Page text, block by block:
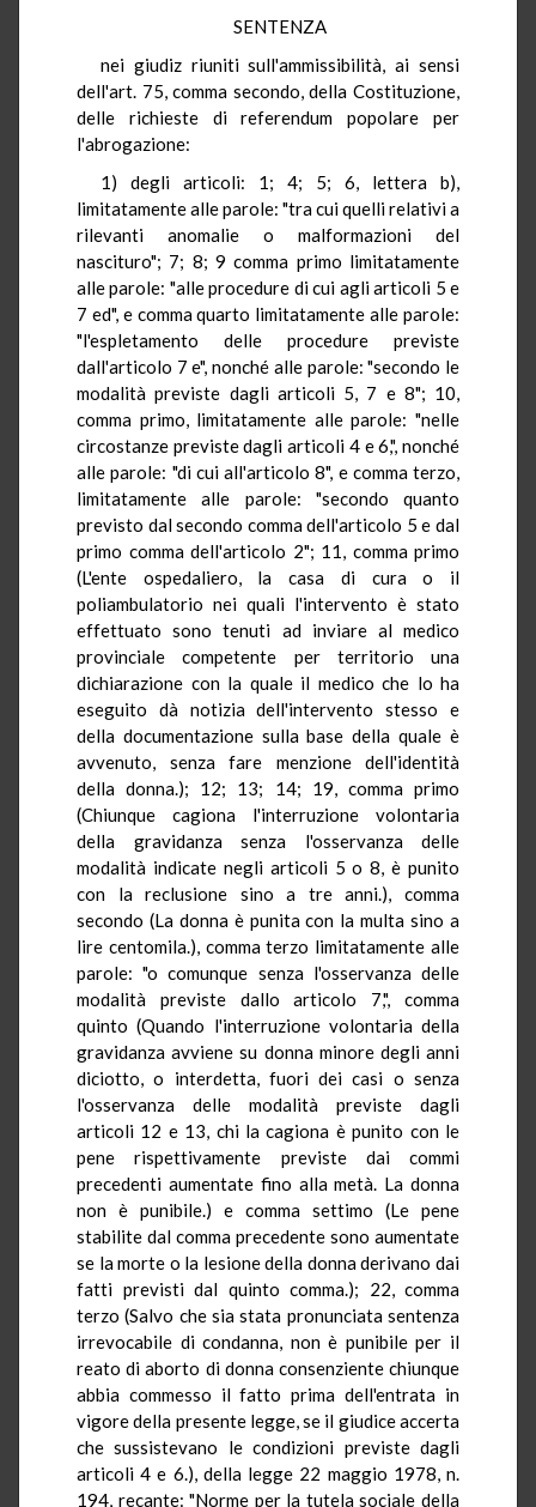
SENTENZA
nei giudiz riuniti sull'ammissibilità, ai sensi
dell'art. 75, comma secondo, della Costituzione,
delle richieste di referendum popolare per
l'abrogazione:
1) degli articoli: 1; 4; 5; 6, lettera b),
limitatamente alle parole: "tra cui quelli relativi a
rilevanti anomalie o malformazioni del
nascituro"; 7; 8; 9 comma primo limitatamente
alle parole: "alle procedure di cui agli articoli 5 e
7 ed", e comma quarto limitatamente alle parole:
"l'espletamento delle procedure previste
dall'articolo 7 e", nonché alle parole: "secondo le
modalità previste dagli articoli 5, 7 e 8"; 10,
comma primo, limitatamente alle parole: "nelle
circostanze previste dagli articoli 4 e 6,", nonché
alle parole: "di cui all'articolo 8", e comma terzo,
limitatamente alle parole: "secondo quanto
previsto dal secondo comma dell'articolo 5 e dal
primo comma dell'articolo 2"; 11, comma primo
(L'ente ospedaliero, la casa di cura o il
poliambulatorio nei quali l'intervento è stato
effettuato sono tenuti ad inviare al medico
provinciale competente per territorio una
dichiarazione con la quale il medico che lo ha
eseguito dà notizia dell'intervento stesso e
della documentazione sulla base della quale è
avvenuto, senza fare menzione dell'identità
della donna.); 12; 13; 14; 19, comma primo
(Chiunque cagiona l'interruzione volontaria
della gravidanza senza l'osservanza delle
modalità indicate negli articoli 5 o 8, è punito
con la reclusione sino a tre anni.), comma
secondo (La donna è punita con la multa sino a
lire centomila.), comma terzo limitatamente alle
parole: "o comunque senza l'osservanza delle
modalità previste dallo articolo 7,", comma
quinto (Quando l'interruzione volontaria della
gravidanza avviene su donna minore degli anni
diciotto, o interdetta, fuori dei casi o senza
l'osservanza delle modalità previste dagli
articoli 12 e 13, chi la cagiona è punito con le
pene rispettivamente previste dai commi
precedenti aumentate fino alla metà. La donna
non è punibile.) e comma settimo (Le pene
stabilite dal comma precedente sono aumentate
se la morte o la lesione della donna derivano dai
fatti previsti dal quinto comma.); 22, comma
terzo (Salvo che sia stata pronunciata sentenza
irrevocabile di condanna, non è punibile per il
reato di aborto di donna consenziente chiunque
abbia commesso il fatto prima dell'entrata in
vigore della presente legge, se il giudice accerta
che sussistevano le condizioni previste dagli
articoli 4 e 6.), della legge 22 maggio 1978, n.
194, recante: "Norme per la tutela sociale della